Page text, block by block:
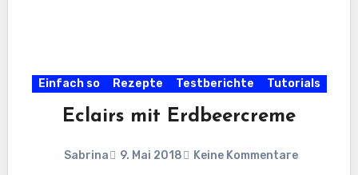
Einfach so Rezepte Testberichte Tutorials
Eclairs mit Erdbeercreme
Sabrina 9. Mai 2018 Keine Kommentare